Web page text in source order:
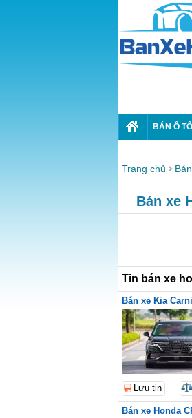
BÁN Ô
Trang chủ
Bán xe
Tin bán xe
Bán xe Kia
Lưu tin
Bán xe Honda